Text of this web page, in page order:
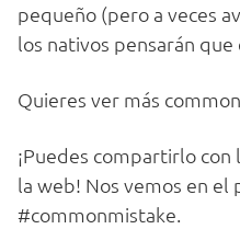
pequeño (pero a veces
los nativos pensarán
Quieres ver más
¡Puedes compartirlo
la web! Nos vemos en el
#commonmistake.